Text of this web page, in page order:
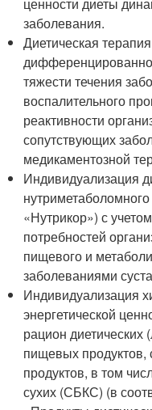
заболевания.
Диетическая
тяжести течения
воспалительного
реактивности
сопутствующих
медикаментозной
Индивидуализация
«Нутрикор») с
потребностей
пищевого и
заболеваниями
Индивидуализация
энергетической
рацион диетических
пищевых
продуктов, в том
сухих (СБКС) (в